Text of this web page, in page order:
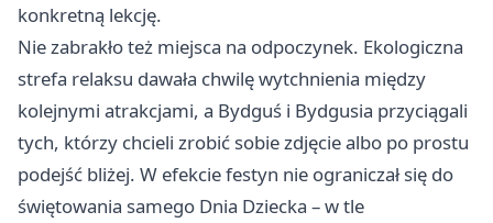
konkretną lekcję.
Nie zabrakło też miejsca na odpoczynek. Ekologiczna
strefa relaksu dawała chwilę wytchnienia między
kolejnymi atrakcjami, a Bydguś i Bydgusia przyciągali
tych, którzy chcieli zrobić sobie zdjęcie albo po prostu
podejść bliżej. W efekcie festyn nie ograniczał się do
świętowania samego Dnia Dziecka – w tle